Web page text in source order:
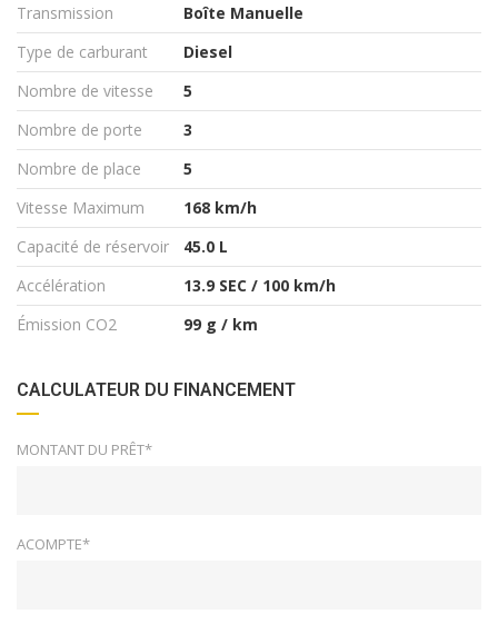
Transmission
Boîte Manuelle
Type de carburant
Diesel
Nombre de vitesse
5
Nombre de porte
3
Nombre de place
5
Vitesse Maximum
168 km/h
Capacité de réservoir
45.0 L
Accélération
13.9 SEC / 100 km/h
Émission CO2
99 g / km
CALCULATEUR DU FINANCEMENT
MONTANT DU PRÊT*
ACOMPTE*